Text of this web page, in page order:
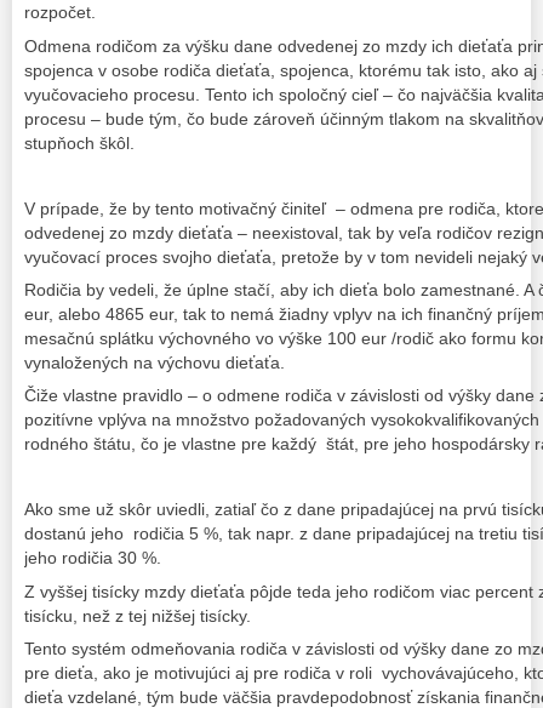
rozpočet.
Odmena rodičom za výšku dane odvedenej zo mzdy ich dieťaťa
spojenca v osobe rodiča dieťaťa, spojenca, ktorému tak isto, ako
vyučovacieho procesu. Tento ich spoločný cieľ – čo najväčšia
procesu – bude tým, čo bude zároveň účinným tlakom na
stupňoch škôl.
V prípade, že by tento motivačný činiteľ – odmena pre rodiča,
odvedenej zo mzdy dieťaťa – neexistoval, tak by veľa rodičov
vyučovací proces svojho dieťaťa, pretože by v tom nevideli nejaký
Rodičia by vedeli, že úplne stačí, aby ich dieťa bolo zamestnané.
eur, alebo 4865 eur, tak to nemá žiadny vplyv na ich finančný
mesačnú splátku výchovného vo výške 100 eur /rodič ako formu
vynaložených na výchovu dieťaťa.
Čiže vlastne pravidlo – o odmene rodiča v závislosti od výšky
pozitívne vplýva na množstvo požadovaných
rodného štátu, čo je vlastne pre každý štát, pre jeho hospodársky
Ako sme už skôr uviedli, zatiaľ čo z dane pripadajúcej na prvú
dostanú jeho rodičia 5 %, tak napr. z dane pripadajúcej na tretiu
jeho rodičia 30 %.
Z vyššej tisícky mzdy dieťaťa pôjde teda jeho rodičom viac percent
tisícku, než z tej nižšej tisícky.
Tento systém odmeňovania rodiča v závislosti od výšky dane zo
pre dieťa, ako je motivujúci aj pre rodiča v roli vychovávajúceho,
dieťa vzdelané, tým bude väčšia pravdepodobnosť získania